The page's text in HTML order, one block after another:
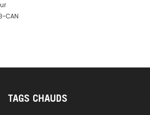
CAN
TAGS CHAUDS